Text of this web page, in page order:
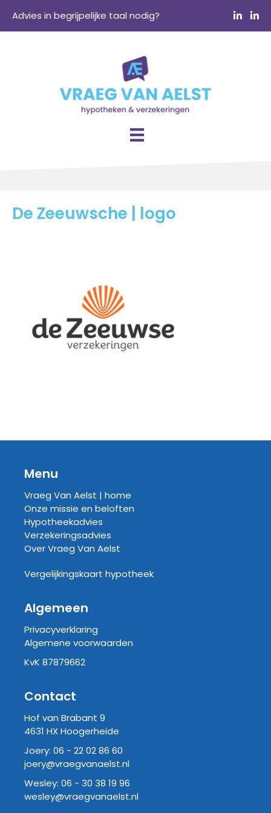
Advies in begrijpelijke taal nodig?
De Zeeuwsche | logo
Menu
Vraeg Van Aelst | home
Onze missie en beloften
Hypotheekadvies
Verzekeringsadvies
Over Vraeg Van Aelst
Vergelijkingskaart hypotheek
Algemeen
Privacyverklaring
Algemene voorwaarden
KvK 87879662
Contact
Hof van Brabant 9
4631 HX Hoogerheide
Joery: 06 - 22 02 86 60
joery@vraegvanaelst.nl
Wesley: 06 - 30 38 19 96
wesley@vraegvanaelst.nl